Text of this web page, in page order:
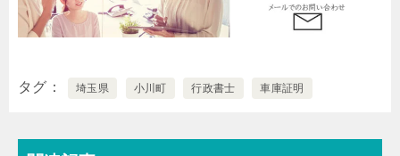
タグ 埼玉県 小川町 行政書士 車庫証明